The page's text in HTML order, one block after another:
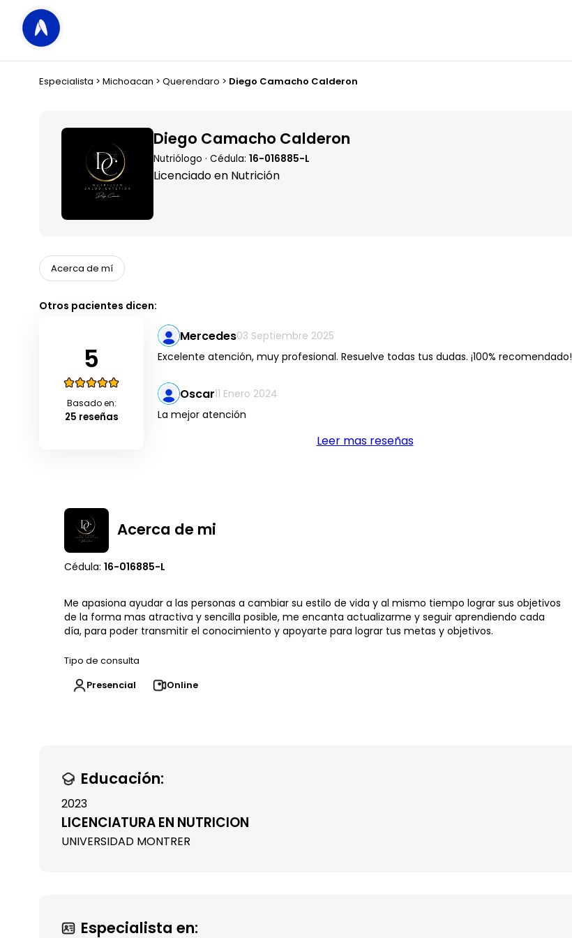
Especialista > Michoacan > Querendaro > Diego Camacho Calderon
Diego Camacho Calderon
Nutriólogo · Cédula: 16-016885-L
Licenciado en Nutrición
Acerca de mí
Otros pacientes dicen:
5
Basado en:
25 reseñas
Mercedes03 Septiembre 2025
Excelente atención, muy profesional. Resuelve todas tus dudas. ¡100% recomendado!
Oscar11 Enero 2024
La mejor atención
Leer mas reseñas
Acerca de mi
Cédula: 16-016885-L
Me apasiona ayudar a las personas a cambiar su estilo de vida y al mismo tiempo lograr sus objetivos
de la forma mas atractiva y sencilla posible, me encanta actualizarme y seguir aprendiendo cada
día, para poder transmitir el conocimiento y apoyarte para lograr tus metas y objetivos.
Tipo de consulta
Presencial Online
Educación:
2023
LICENCIATURA EN NUTRICION
UNIVERSIDAD MONTRER
Especialista en: